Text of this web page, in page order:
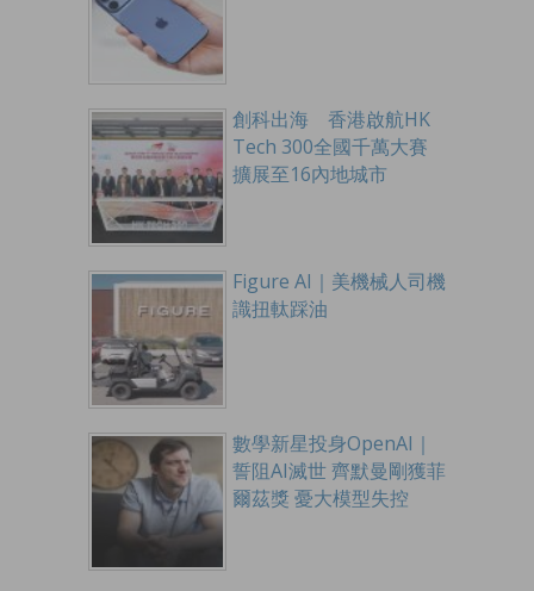
創科出海 香港啟航HK
Tech 300全國千萬大賽
擴展至16內地城市
Figure AI｜美機械人司機
識扭軚踩油
數學新星投身OpenAI｜
誓阻AI滅世 齊默曼剛獲菲
爾茲獎 憂大模型失控